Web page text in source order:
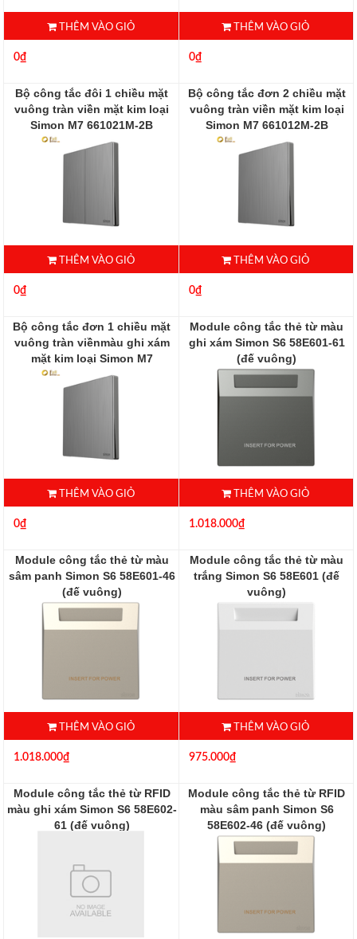
THÊM VÀO GIỎ
0₫
THÊM VÀO GIỎ
0₫
Bộ công tắc đôi 1 chiều mặt
vuông tràn viền mặt kim loại
Simon M7 661021M-2B
661021M-2B
THÊM VÀO GIỎ
0₫
Bộ công tắc đơn 2 chiều mặt
vuông tràn viền mặt kim loại
Simon M7 661012M-2B
661012M-2B
THÊM VÀO GIỎ
0₫
Bộ công tắc đơn 1 chiều mặt
vuông tràn viềnmàu ghi xám
mặt kim loại Simon M7
661011M-2B
661011M-2B
THÊM VÀO GIỎ
0₫
Module công tắc thẻ từ màu
ghi xám Simon S6 58E601-61
(đế vuông)
58E601-61
THÊM VÀO GIỎ
1.018.000₫
Module công tắc thẻ từ màu
sâm panh Simon S6 58E601-46
(đế vuông)
58E601-46
THÊM VÀO GIỎ
1.018.000₫
Module công tắc thẻ từ màu
trắng Simon S6 58E601 (đế
vuông)
THÊM VÀO GIỎ
975.000₫
Module công tắc thẻ từ RFID
màu ghi xám Simon S6 58E602-
61 (đế vuông)
Module công tắc thẻ từ RFID
màu sâm panh Simon S6
58E602-46 (đế vuông)
58E602-46